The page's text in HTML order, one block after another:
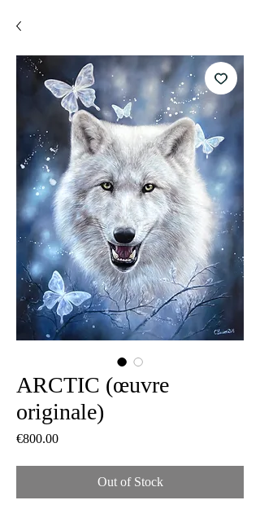
ARCTIC (œuvre
originale)
€800.00Price
Out of Stock